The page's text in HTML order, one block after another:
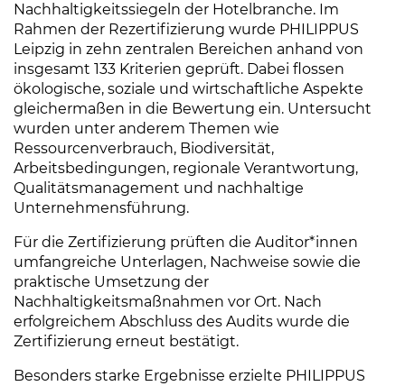
Nachhaltigkeitssiegeln der Hotelbranche. Im
Rahmen der Rezertifizierung wurde PHILIPPUS
Leipzig in zehn zentralen Bereichen anhand von
insgesamt 133 Kriterien geprüft. Dabei flossen
ökologische, soziale und wirtschaftliche Aspekte
gleichermaßen in die Bewertung ein. Untersucht
wurden unter anderem Themen wie
Ressourcenverbrauch, Biodiversität,
Arbeitsbedingungen, regionale Verantwortung,
Qualitätsmanagement und nachhaltige
Unternehmensführung.
Für die Zertifizierung prüften die Auditor*innen
umfangreiche Unterlagen, Nachweise sowie die
praktische Umsetzung der
Nachhaltigkeitsmaßnahmen vor Ort. Nach
erfolgreichem Abschluss des Audits wurde die
Zertifizierung erneut bestätigt.
Besonders starke Ergebnisse erzielte PHILIPPUS